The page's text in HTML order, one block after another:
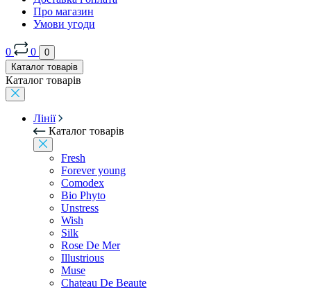
Про магазин
Умови угоди
0 0
0
Каталог товарів
Каталог товарів
Лінії
Каталог товарів
Fresh
Forever young
Comodex
Bio Phyto
Unstress
Wish
Silk
Rose De Mer
Illustrious
Muse
Chateau De Beaute